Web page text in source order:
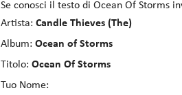
Se conosci il testo di Ocean Of Storms
Artista: Candle Thieves (The)
Album: Ocean of Storms
Titolo: Ocean Of Storms
Tuo Nome: